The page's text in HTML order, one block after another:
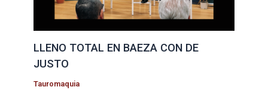
LLENO TOTAL EN BAEZA CON DE
JUSTO
Tauromaquia